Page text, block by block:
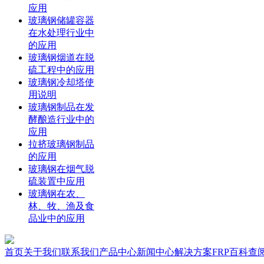
应用
玻璃钢储罐容器
在水处理行业中
的应用
玻璃钢烟道在脱
硫工程中的应用
玻璃钢冷却塔使
用说明
玻璃钢制品在发
酵酿造行业中的
应用
拉挤玻璃钢制品
的应用
玻璃钢在烟气脱
硫装置中应用
玻璃钢在农、
林、牧、渔及食
品业中的应用
首页关于我们联系我们产品中心新闻中心解决方案FRP百科查